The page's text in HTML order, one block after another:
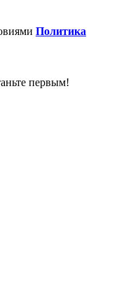
Политика
первым!